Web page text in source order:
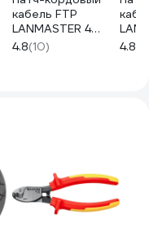
кабель FTP
LANMASTER 4
пары, Кат. 5e,
LSZH, оранжевый,
4.8(10) 4.8